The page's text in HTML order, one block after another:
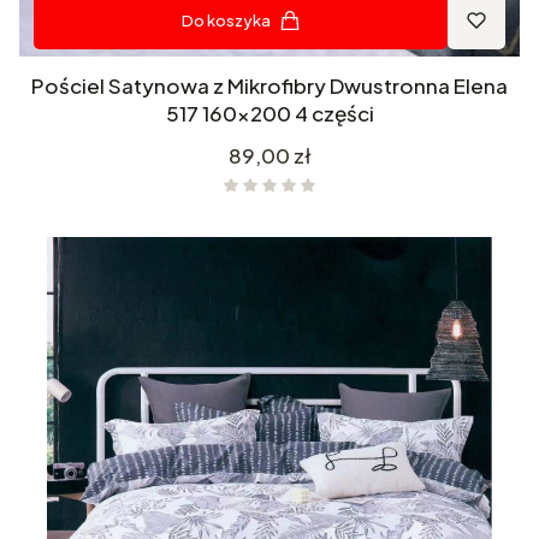
Do koszyka
Pościel Satynowa z Mikrofibry Dwustronna Elena
517 160x200 4 części
Cena
89,00 zł